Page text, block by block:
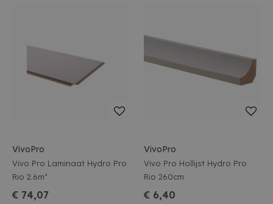
VivoPro
Vivo Pro Laminaat Hydro Pro
Rio 2.6m²
€ 74,07
VivoPro
Vivo Pro Hollijst Hydro Pro
Rio 260cm
€ 6,40